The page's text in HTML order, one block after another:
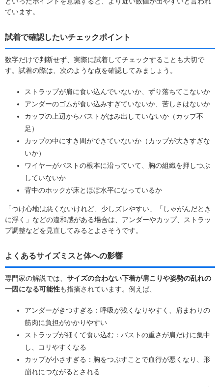
ています。
試着で確認したいチェックポイント
数字だけで判断せず、実際に試着してチェックすることも大切で
す。試着の際は、次のような点を確認してみましょう。
ストラップが肩に食い込んでいないか、ずり落ちてこないか
アンダーのゴムが食い込みすぎていないか、苦しさはないか
カップの上辺からバストがはみ出していないか（カップ不
足）
カップの中にすき間ができていないか（カップが大きすぎな
いか）
ワイヤーがバストの根本に沿っていて、胸の組織を押しつぶ
していないか
背中のホックが床とほぼ水平になっているか
「つけ心地は悪くないけれど、少しズレやすい」「しゃがんだとき
に浮く」などの違和感がある場合は、アンダーやカップ、ストラッ
プ調整などを見直してみるとよさそうです。
よくあるサイズミスと体への影響
専門家の解説では、 サイズの合わない下着が肩こりや姿勢の乱れの
一因になる可能性も指摘されています。例えば、
アンダーがきつすぎる：呼吸が浅くなりやすく、肩まわりの
筋肉に負担がかかりやすい
ストラップが細くて食い込む：バストの重さが肩だけに集中
し、コリやすくなる
カップが小さすぎる：胸をつぶすことで血行が悪くなり、形
崩れにつながるとされる